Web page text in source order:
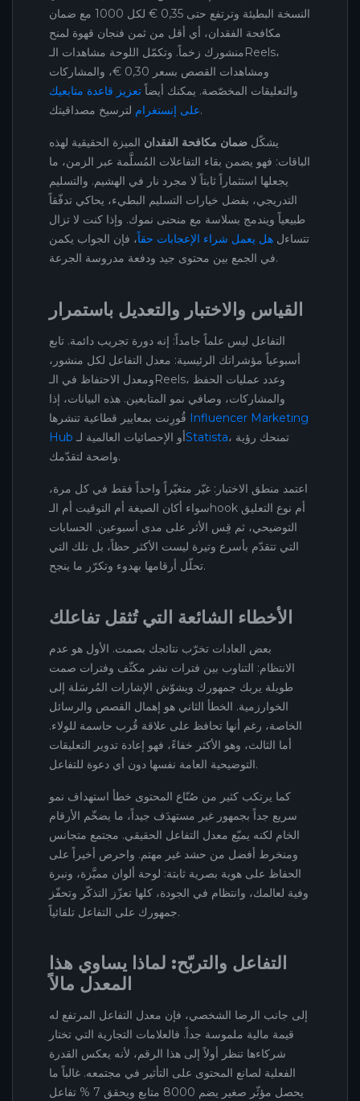
النسخة البطيئة وترتفع حتى 0,35 € لكل 1000 مع ضمان
مكافحة الفقدان، أي أقل من ثمن فنجان قهوة لمنح
منشورك زخماً. وتكمّل اللوحة مشاهدات الـReels،
ومشاهدات القصص بسعر 0,30 €، والمشاركات
والتعليقات المخصّصة. يمكنك أيضاًتعزيز قاعدة متابعيك
على إنستغراملترسيخ مصداقيتك.
يشكّل ضمان مكافحة الفقدان الميزة الحقيقية لهذه
الباقات: فهو يضمن بقاء التفاعلات المُسلَّمة عبر الزمن، ما
يجعلها استثماراً ثابتاً لا مجرد نار في الهشيم. والتسليم
التدريجي، بفضل خيارات التسليم البطيء، يحاكي تدفّقاً
طبيعياً ويندمج بسلاسة مع منحنى نموك. وإذا كنت لا تزال
تتساءل هل يعمل شراء الإعجابات حقاً، فإن الجواب يكمن
في الجمع بين محتوى جيد ودفعة مدروسة الجرعة.
القياس والاختبار والتعديل باستمرار
التفاعل ليس علماً جامداً: إنه دورة تجريب دائمة. تابع
أسبوعياً مؤشراتك الرئيسية: معدل التفاعل لكل منشور،
ومعدل الاحتفاظ في الـReels، وعدد عمليات الحفظ
والمشاركات، وصافي نمو المتابعين. هذه البيانات، إذا
Influencer Marketing
Hub أو الإحصائيات العالمية لـStatista، تمنحك رؤية
واضحة لتقدّمك.
اعتمد منطق الاختبار: غيّر متغيّراً واحداً فقط في كل مرة،
سواء أكان الصيغة أم التوقيت أم الـhook أم نوع التعليق
التوضيحي، ثم قِس الأثر على مدى أسبوعين. الحسابات
التي تتقدّم بأسرع وتيرة ليست الأكثر حظاً، بل تلك التي
تحلّل أرقامها بهدوء وتكرّر ما ينجح.
الأخطاء الشائعة التي تُثقل تفاعلك
بعض العادات تخرّب نتائجك بصمت. الأول هو عدم
الانتظام: التناوب بين فترات نشر مكثّف وفترات صمت
طويلة يربك جمهورك ويشوّش الإشارات المُرسَلة إلى
الخوارزمية. الخطأ الثاني هو إهمال القصص والرسائل
الخاصة، رغم أنها تحافظ على علاقة قُرب حاسمة للولاء.
أما الثالث، وهو الأكثر خفاءً، فهو إعادة تدوير التعليقات
التوضيحية العامة نفسها دون أي دعوة للتفاعل.
كما يرتكب كثير من صُنّاع المحتوى خطأ استهداف نمو
سريع جداً بجمهور غير مستهدَف جيداً، ما يضخّم الأرقام
الخام لكنه يميّع معدل التفاعل الحقيقي. مجتمع متجانس
ومنخرط أفضل من حشد غير مهتم. واحرص أخيراً على
الحفاظ على هوية بصرية ثابتة: لوحة ألوان مميَّزة، ونبرة
وفية لعالمك، وانتظام في الجودة، كلها تعزّز التذكّر وتحفّز
جمهورك على التفاعل تلقائياً.
التفاعل والتربّح: لماذا يساوي هذا
المعدل مالاً
إلى جانب الرضا الشخصي، فإن معدل التفاعل المرتفع له
قيمة مالية ملموسة جداً. فالعلامات التجارية التي تختار
شركاءها تنظر أولاً إلى هذا الرقم، لأنه يعكس القدرة
الفعلية لصانع المحتوى على التأثير في مجتمعه. غالباً ما
يحصل مؤثّر صغير يضم 8000 متابع ويحقق 7 % تفاعل